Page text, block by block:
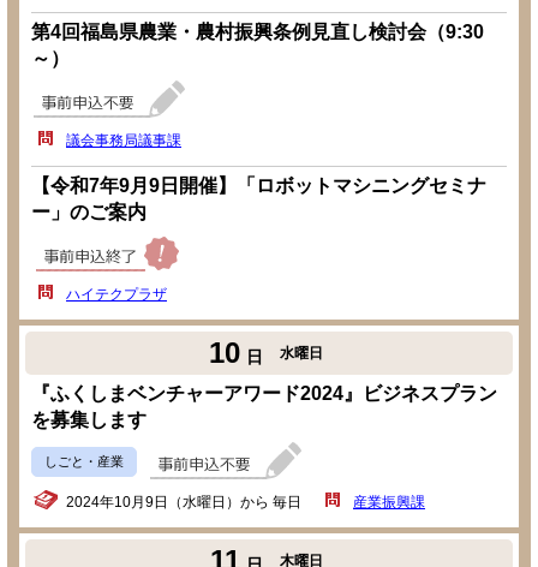
第4回福島県農業・農村振興条例見直し検討会（9:30
～）
議会事務局議事課
【令和7年9月9日開催】「ロボットマシニングセミナ
ー」のご案内
ハイテクプラザ
10 日 水曜日
『ふくしまベンチャーアワード2024』ビジネスプラン
を募集します
しごと・産業
2024年10月9日（水曜日）から 毎日 産業振興課
11 木曜日